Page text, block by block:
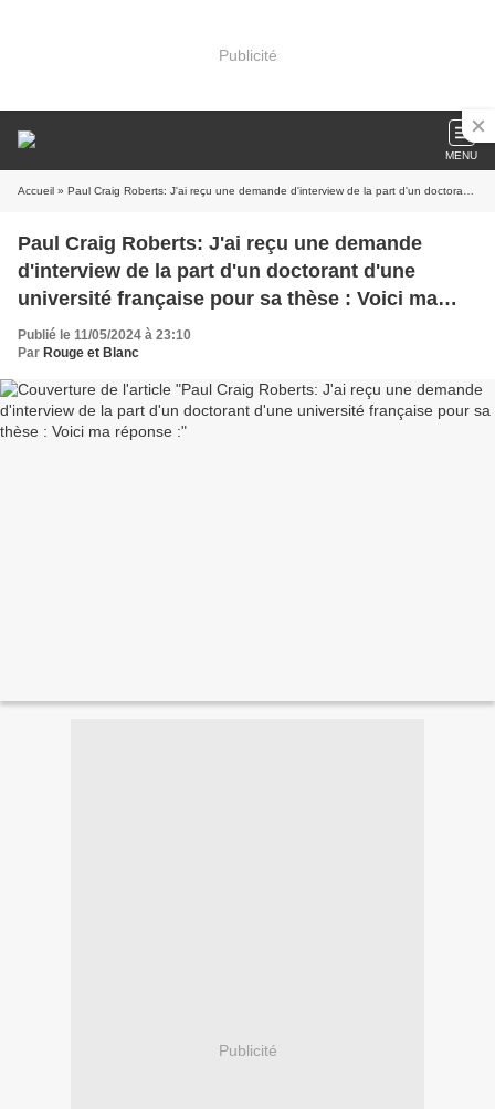
Publicité
MENU
Accueil » Paul Craig Roberts: J'ai reçu une demande d'interview de la part d'un doctorant d'une université française pour sa thèse : Voici ma réponse :
Paul Craig Roberts: J'ai reçu une demande
d'interview de la part d'un doctorant d'une
université française pour sa thèse : Voici ma
réponse :
Publié le 11/05/2024 à 23:10
Par Rouge et Blanc
Publicité